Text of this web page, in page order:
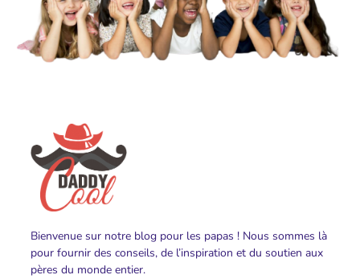
Bienvenue sur notre blog pour les papas ! Nous sommes là
pour fournir des conseils, de l’inspiration et du soutien aux
pères du monde entier.